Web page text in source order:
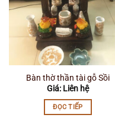
Bàn thờ thần tài gỗ Sồi
Giá: Liên hệ
ĐỌC TIẾP